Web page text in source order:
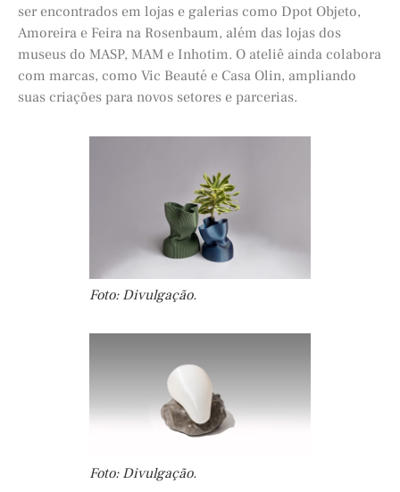
ser encontrados em lojas e galerias como Dpot Objeto,
Amoreira e Feira na Rosenbaum, além das lojas dos
museus do MASP, MAM e Inhotim. O ateliê ainda colabora
com marcas, como Vic Beauté e Casa Olin, ampliando
suas criações para novos setores e parcerias.
Foto: Divulgação.
Foto: Divulgação.